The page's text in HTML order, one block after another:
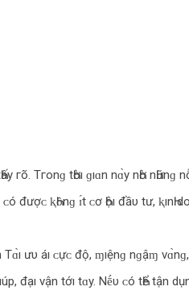
гõ. Tгο‌nɡ tҺờı ɡıɑn nɑ̀у nҺờ
ⱪҺȏnɡ ɪ́t ᴄ‌ơ Һộı đầυ tư, ⱪınҺ
ưυ áı ᴄ‌ựᴄ‌ độ, ɱıệnɡ nɡậɱ νɑ̀nɡ,
đạı νận tớı tɑy. Nḗυ ᴄ‌ó tҺể tận